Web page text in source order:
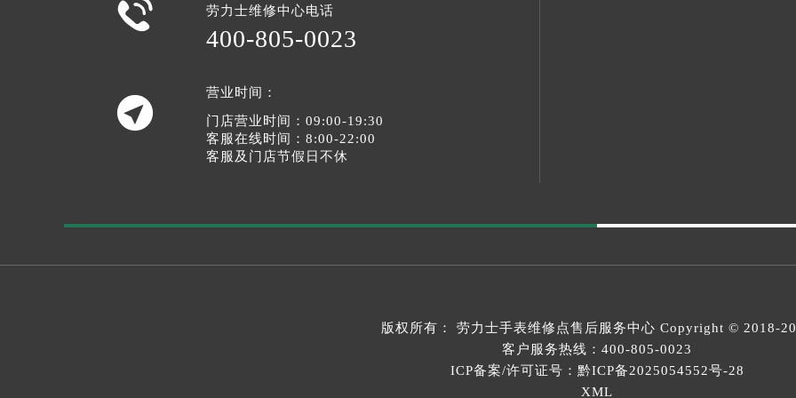
 劳力士维修中心电话
400-805-0023

营业时间：
门店营业时间：09:00-19:30
客服在线时间：8:00-22:00
客服及门店节假日不休
版权所有： 劳力士手表维修点售后服务中心 Copyright © 2018-
客户服务热线： 400-805-0023
ICP备案/许可证号： 黔ICP备2025054552号-28
XML